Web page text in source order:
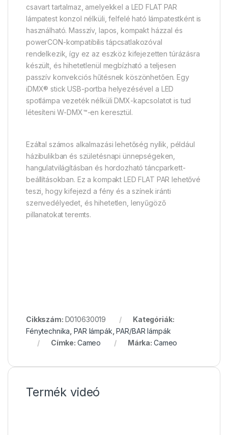
csavart tartalmaz, amelyekkel a LED FLAT PAR
lámpatest konzol nélküli, felfelé ható lámpatestként is
használható. Masszív, lapos, kompakt házzal és
powerCON-kompatibilis tápcsatlakozóval
rendelkezik, így ez az eszköz kifejezetten túrázásra
készült, és hihetetlenül megbízható a teljesen
passzív konvekciós hűtésnek köszönhetően. Egy
iDMX® stick USB-portba helyezésével a LED
spotlámpa vezeték nélküli DMX-kapcsolatot is tud
létesíteni W-DMX™-en keresztül.
Ezáltal számos alkalmazási lehetőség nyílik, például
házibulikban és születésnapi ünnepségeken,
hangulatvilágításban és hordozható táncparkett-
beállításokban. Ez a kompakt LED FLAT PAR lehetővé
teszi, hogy kifejezd a fény és a színek iránti
szenvedélyedet, és hihetetlen, lenyűgöző
pillanatokat teremts.
Cikkszám: D010630019
Kategóriák:
Fénytechnika ,PAR lámpák ,PAR/BAR lámpák
Címke: Cameo Márka: Cameo
Termék videó